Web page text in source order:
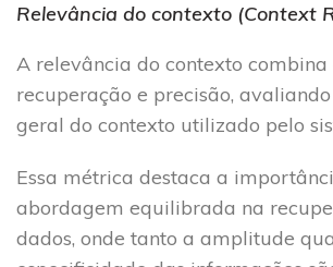
Relevância do contexto (Context
A relevância do contexto combina
recuperação e precisão,
geral do contexto utilizado pelo
Essa métrica destaca a
abordagem equilibrada na
dados, onde tanto a amplitude